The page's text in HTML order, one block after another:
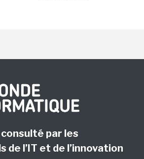
par les
de l’IT et de l’innovation